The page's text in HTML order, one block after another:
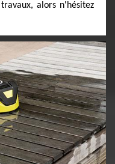
alors n'hésitez